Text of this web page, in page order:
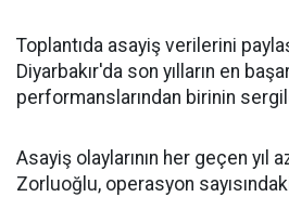
Toplantıda asayiş verilerini
Diyarbakır'da son yılların en
performanslarından birinin
Asayiş olaylarının her geçen yıl
Zorluoğlu, operasyon